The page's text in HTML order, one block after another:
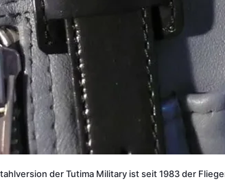
der Tutima Military ist seit 1983 der